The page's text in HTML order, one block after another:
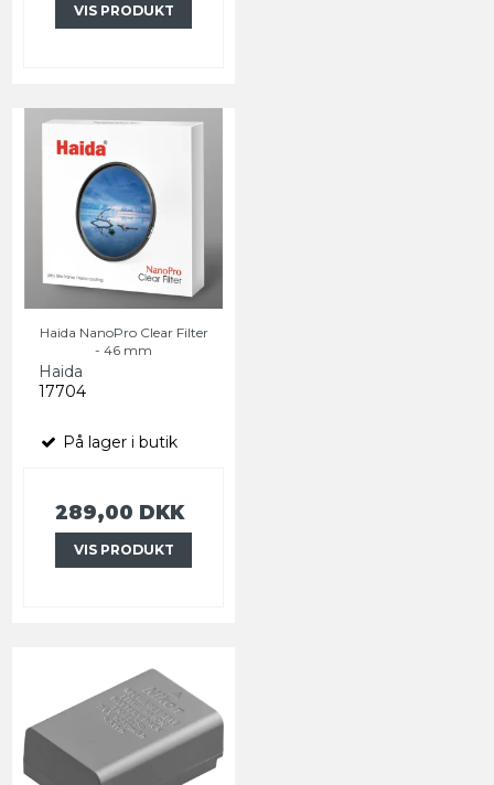
VIS PRODUKT
Haida NanoPro Clear Filter
- 46 mm
Haida
17704
På lager i butik
289,00 DKK
VIS PRODUKT